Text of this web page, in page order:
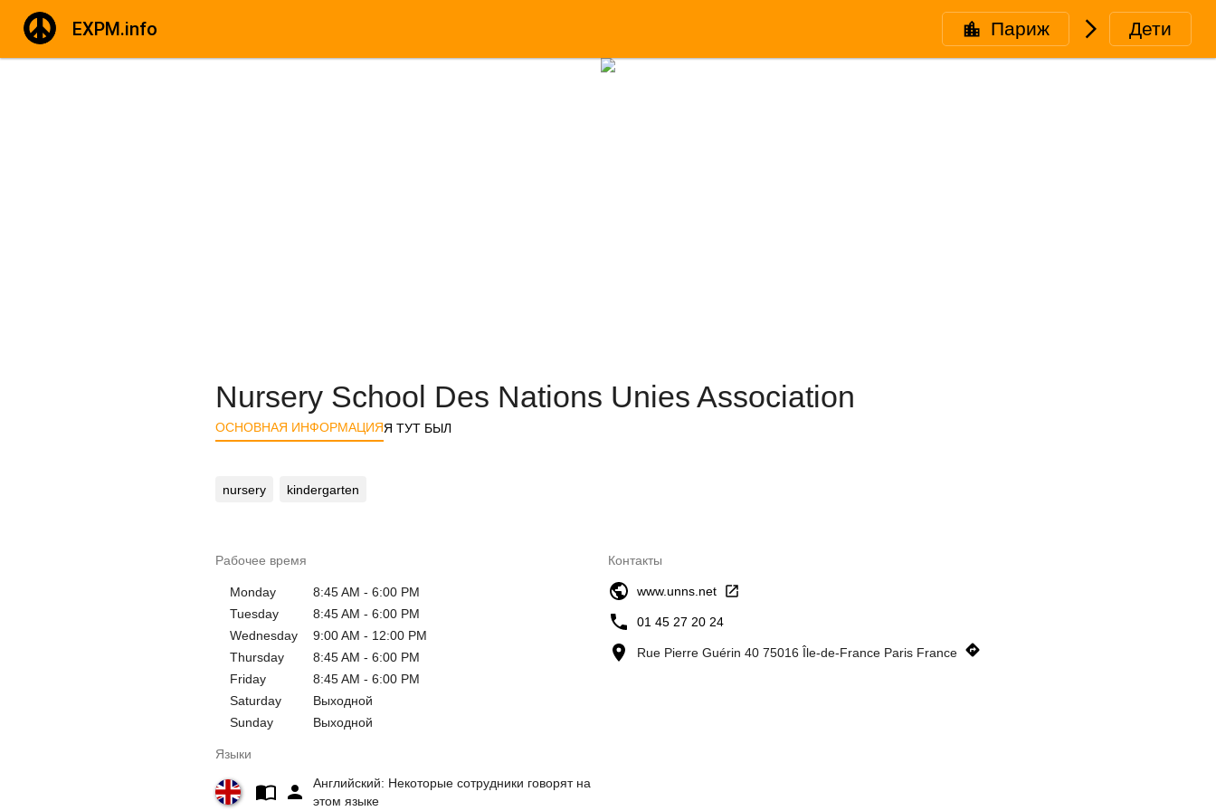
EXPM.info Париж 🮥 Дети
Nursery School Des Nations Unies Association
ОСНОВНАЯ ИНФОРМАЦИЯЯ ТУТ БЫЛ
nursery kindergarten
Рабочее время
Monday
8:45 AM - 6:00 PM
Tuesday
8:45 AM - 6:00 PM
Wednesday
9:00 AM - 12:00 PM
Thursday
8:45 AM - 6:00 PM
Friday
8:45 AM - 6:00 PM
Saturday
Выходной
Sunday
Выходной
Языки
Английский: Некоторые сотрудники говорят на
этом языке
Контакты
www.unns.net
01 45 27 20 24
Rue Pierre Guérin 40 75016 Île-de-France Paris France